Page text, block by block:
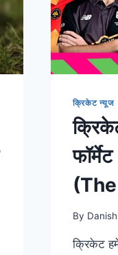
क्रिकेट न्यूज
By Danish
क्रिकेट